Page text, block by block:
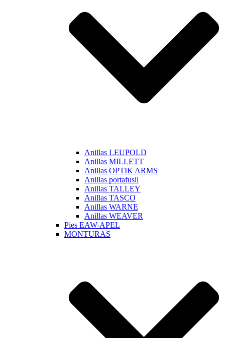
Anillas LEUPOLD
Anillas MILLETT
Anillas OPTIK ARMS
Anillas portafusil
Anillas TALLEY
Anillas TASCO
Anillas WARNE
Anillas WEAVER
Pies EAW-APEL
MONTURAS